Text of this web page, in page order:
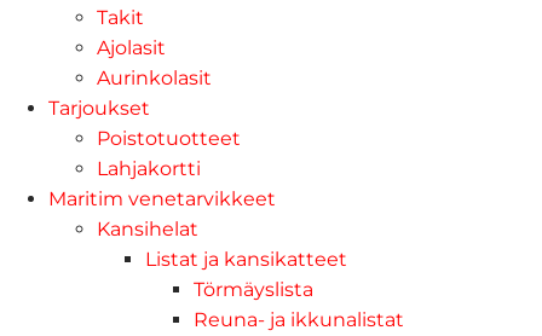
Takit
Ajolasit
Aurinkolasit
Tarjoukset
Poistotuotteet
Lahjakortti
Maritim venetarvikkeet
Kansihelat
Listat ja kansikatteet
Törmäyslista
Reuna- ja ikkunalistat